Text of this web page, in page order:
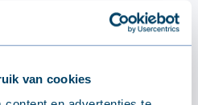
van cookies